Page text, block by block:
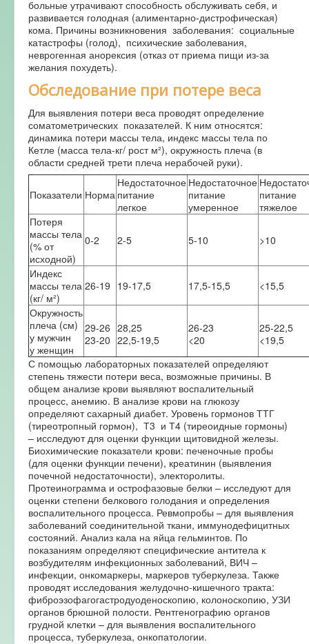
больные утрачивают способность обслуживать себя, и
развивается голодная (алиментарно-дистрофическая)
кома. Причины возникновения заболевания: социальные
катастрофы (голод), психические заболевания,
неврогенная анорексия (отказ от приема пищи из-за
желания похудеть).
Обследование при потере веса
Для выявления потери веса проводят определение
соматометрических показателей. К ним относятся:
динамика потери массы тела, индекс массы тела по
Кетле (масса тела-кг/ рост м²), окружность плеча (в
области средней трети плеча нерабочей руки).
Показатели Норма
Недостаточное
питание
легкое
Недостаточное
питание
умеренное
питание
тяжелое
Потеря
массы тела
(% от
исходной)
0-2 2-5 5-10 >10
Индекс
массы тела
(кг/ м²)
26-19 19-17,5 17,5-15,5
<15,5
Окружность
плеча (см)
у мужчин
у женщин
29-26
23-20
28,25
22,5-19,5
26-23
<20
25-22,5
<19,5
С помощью лабораторных показателей определяют
степень тяжести потери веса, возможные причины. В
общем анализе крови выявляют воспалительный
процесс, анемию. В анализе крови на глюкозу
определяют сахарный диабет. Уровень гормонов ТТГ
(тиреотропный гормон), Т3 и Т4 (тиреоидные гормоны)
– исследуют для оценки функции щитовидной железы.
Биохимические показатели крови: печеночные пробы
(для оценки функции печени), креатинин (выявления
почечной недостаточности), электоролиты.
Протеинограмма и острофазовые белки – исследуют для
оценки степени белкового голодания и определения
воспалительного процесса. Ревмопробы – для выявления
заболеваний соединительной ткани, иммунодефицитных
состояний. Анализ кала на яйца гельминтов. По
показаниям определяют специфические антитела к
возбудителям инфекционных заболеваний, ВИЧ –
инфекции, онкомаркеры, маркеров туберкулеза. Также
проводят исследования желудочно-кишечного тракта:
фиброэзофагогастродуоденоскопию, колоноскопию, УЗИ
органов брюшной полости. Рентгенографию органов
грудной клетки – для выявления воспалительного
процесса, туберкулеза, онкопатологии.